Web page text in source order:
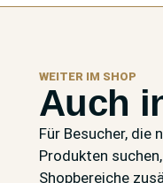
WEITER IM SHOP
Auch
Für Besucher, die
Produkten
Shopbereiche